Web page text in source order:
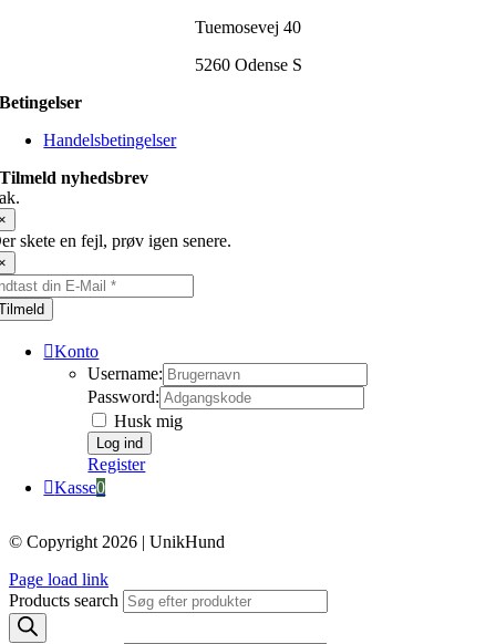
Tuemosevej 40
5260 Odense S
Betingelser
Handelsbetingelser
Tilmeld nyhedsbrev
skete en fejl, prøv igen senere.
Konto
Username:
Password:
Husk mig
Register
Kasse0
© Copyright 2026 | UnikHund
Page load link
Products search